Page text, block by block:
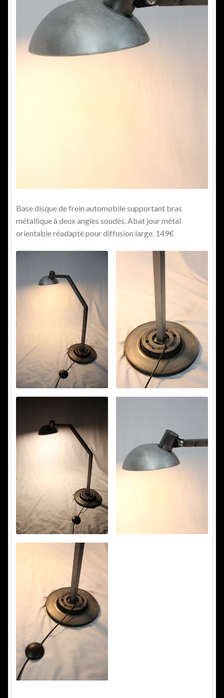
Base disque de frein automobile supportant bras
métallique à deux angles soudés. Abat jour métal
orientable réadapté pour diffusion large. 149€